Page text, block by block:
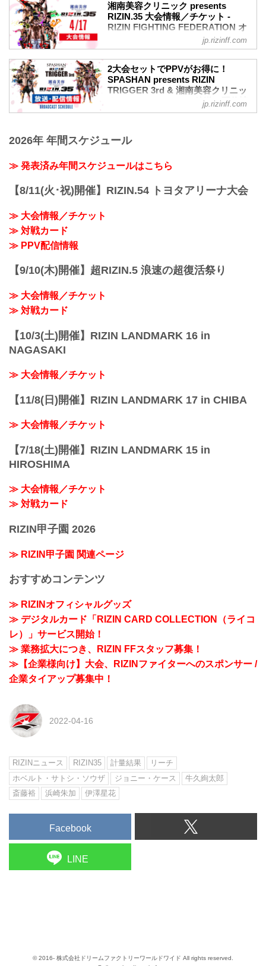
湘南美容クリニック presents
RIZIN.35 大会情報／チケット -
RIZIN FIGHTING FEDERATION オ
【Trailer】SPASHAN presents RIZIN
TRIGGER 3rd & 湘南美容クリニック
presents RIZIN.35
日時
始
19:00〜20:00頃
jp.rizinff.com
2大会セットでPPVがお得に！
SPASHAN presents RIZIN
TRIGGER 3rd & 湘南美容クリニッ
ク presents RIZIN.35 放送・配信情
報 - RIZIN FIGHTING
4月16日（土）と4月17日（日）に武蔵野
で行われるSPASHAN presents RIZIN
TRIGGER 3rdと湘南美容クリニック
presents RIZIN.35のPPVとVRの配信チケ
ットの販売がスタート！
RIZIN.35を、全試...
jp.rizinff.com
2026年 年間スケジュール
≫ 発表済み年間スケジュールはこちら
【8/11(火･祝)開催】RIZIN.54 トヨタアリーナ大会
≫ 大会情報／チケット
≫ 対戦カード
≫ PPV配信情報
【9/10(木)開催】超RIZIN.5 浪速の超復活祭り
≫ 大会情報／チケット
≫ 対戦カード
【10/3(土)開催】RIZIN LANDMARK 16 in
NAGASAKI
≫ 大会情報／チケット
【11/8(日)開催】RIZIN LANDMARK 17 in CHIBA
≫ 大会情報／チケット
【7/18(土)開催】RIZIN LANDMARK 15 in
HIROSHIMA
≫ 大会情報／チケット
≫ 対戦カード
RIZIN甲子園 2026
≫ RIZIN甲子園 関連ページ
おすすめコンテンツ
≫ RIZINオフィシャルグッズ
≫ デジタルカード「RIZIN CARD COLLECTION（ライコ
レ）」サービス開始！
≫ 業務拡大につき、RIZIN FFスタッフ募集！
≫【企業様向け】大会、RIZINファイターへのスポンサー /
企業タイアップ募集中！
2022-04-16
RIZINニュース RIZIN35 計量結果
リーチ
ホベルト・サトシ・ソウザ
ジョニー・ケース
牛久絢太郎
斎藤裕
浜崎朱加 伊澤星花
Facebook
LINE
© 2016- 株式会社ドリームファクトリーワールドワイド All rights reserved.